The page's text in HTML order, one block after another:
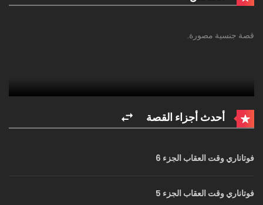
قصة جنسية مصورة.
أحدث أجزاء القصة
فوتاناري وقت العقاب الجزء 6
فوتاناري وقت العقاب الجزء 5